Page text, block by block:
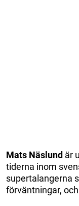
Mats Näslund är
tiderna inom
supertalangerna
förväntningar,